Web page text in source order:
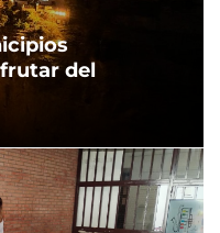
del